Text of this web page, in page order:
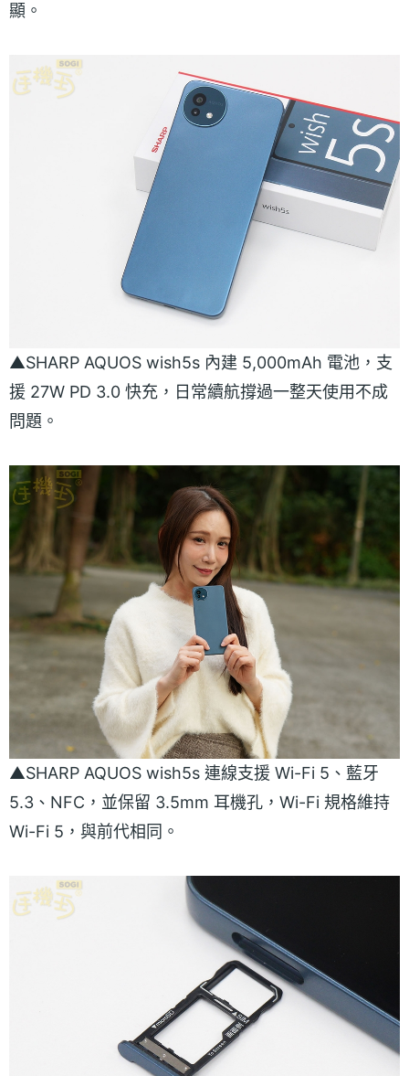
顯。
▲SHARP AQUOS wish5s 內建 5,000mAh 電池，支
援 27W PD 3.0 快充，日常續航撐過一整天使用不成
問題。
▲SHARP AQUOS wish5s 連線支援 Wi-Fi 5、藍牙
5.3、NFC，並保留 3.5mm 耳機孔，Wi-Fi 規格維持
Wi-Fi 5，與前代相同。